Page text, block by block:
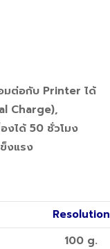
มต่อกับ Printer ได้
Charge),
งได้ 50 ชั่วโมง
งแรง
Resolution
100 g.